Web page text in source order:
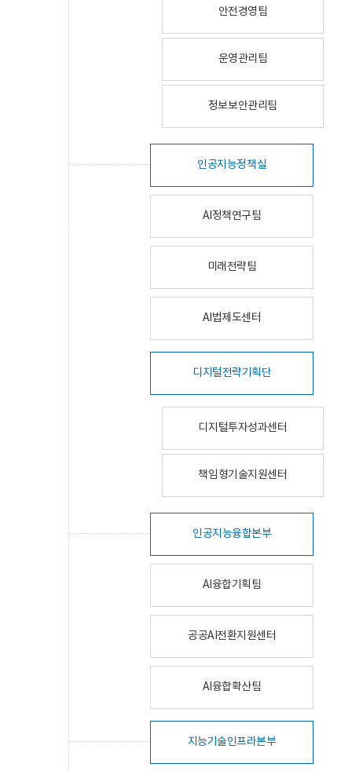
안전경영팀
운영관리팀
정보보안관리팀
인공지능정책실
AI정책연구팀
미래전략팀
AI법제도센터
디지털전략기획단
디지털투자성과센터
책임형기술지원센터
인공지능융합본부
AI융합기획팀
공공AI전환지원센터
AI융합확산팀
지능기술인프라본부